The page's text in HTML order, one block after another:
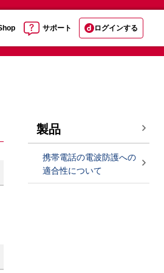
サポート ログインする
製品
携帯電話の電波防護への
適合性について